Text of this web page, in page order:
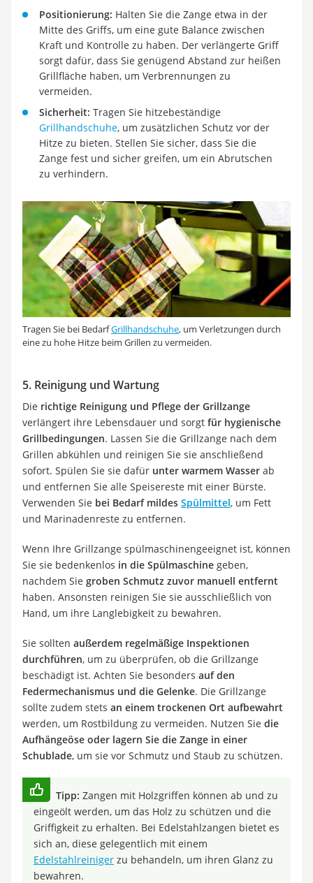
Positionierung: Halten Sie die Zange etwa in der
Mitte des Griffs, um eine gute Balance zwischen
Kraft und Kontrolle zu haben. Der verlängerte Griff
sorgt dafür, dass Sie genügend Abstand zur heißen
Grillfläche haben, um Verbrennungen zu
vermeiden.
Sicherheit: Tragen Sie hitzebeständige
Grillhandschuhe, um zusätzlichen Schutz vor der
Hitze zu bieten. Stellen Sie sicher, dass Sie die
Zange fest und sicher greifen, um ein Abrutschen
zu verhindern.
Tragen Sie bei BedarfGrillhandschuhe, um Verletzungen durch
eine zu hohe Hitze beim Grillen zu vermeiden.
5. Reinigung und Wartung
Die richtige Reinigung und Pflege der Grillzange
verlängert ihre Lebensdauer und sorgt für hygienische
Grillbedingungen. Lassen Sie die Grillzange nach dem
Grillen abkühlen und reinigen Sie sie anschließend
sofort. Spülen Sie sie dafür unter warmem Wasser ab
und entfernen Sie alle Speisereste mit einer Bürste.
Verwenden Sie bei Bedarf mildes Spülmittel, um Fett
und Marinadenreste zu entfernen.
Wenn Ihre Grillzange spülmaschinengeeignet ist, können
Sie sie bedenkenlos in die Spülmaschine geben,
nachdem Sie groben Schmutz zuvor manuell entfernt
haben. Ansonsten reinigen Sie sie ausschließlich von
Hand, um ihre Langlebigkeit zu bewahren.
Sie sollten außerdem regelmäßige Inspektionen
durchführen, um zu überprüfen, ob die Grillzange
beschädigt ist. Achten Sie besonders auf den
Federmechanismus und die Gelenke. Die Grillzange
sollte zudem stets an einem trockenen Ort aufbewahrt
werden, um Rostbildung zu vermeiden. Nutzen Sie die
Aufhängeöse oder lagern Sie die Zange in einer
Schublade, um sie vor Schmutz und Staub zu schützen.
Tipp: Zangen mit Holzgriffen können ab und zu
eingeölt werden, um das Holz zu schützen und die
Griffigkeit zu erhalten. Bei Edelstahlzangen bietet es
sich an, diese gelegentlich mit einem
Edelstahlreiniger zu behandeln, um ihren Glanz zu
bewahren.